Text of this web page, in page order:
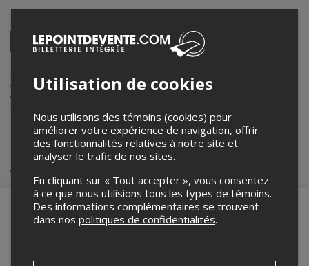
Facebook
Twitter
LinkedinPinterestEnvoyer
Lepointdevente.com agit à titre de mandataire pour
technologie supérieuredans le cadre de l’affichage en ligne et la
vente de billets pour ses événements.
contacter l’organisateur de l’événement,École de technologie
supérieure, àsve@etsmtl.ca.
Achat de billets
robot ci-bas.
Utilisation de cookies
Nous utilisons des témoins (cookies) pour
améliorer votre expérience de navigation, offrir
des fonctionnalités relatives à notre site et
analyser le trafic de nos sites.
En cliquant sur « Tout accepter », vous consentez
à ce que nous utilisions tous les types de témoins.
Des informations complémentaires se trouvent
dans nos politiques de confidentialités.